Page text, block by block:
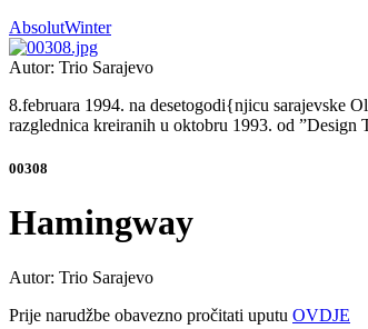
AbsolutWinter
Autor: Trio Sarajevo
8.februara 1994. na desetogodi{njicu sarajevske
razglednica kreiranih u oktobru 1993. od
00308
Hamingway
Autor: Trio Sarajevo
Prije narudžbe obavezno pročitati uputu OVDJE